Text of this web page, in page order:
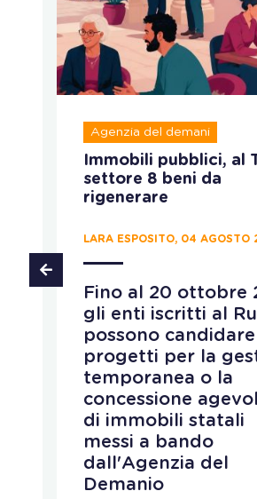
Agenzia del demani
Immobili pubblici, al
settore 8 beni da
rigenerare
LARA ESPOSITO, 04 AGOSTO
Fino al 20 ottobre
gli enti iscritti al
possono candidare
progetti per la
temporanea o la
concessione
di immobili statali
messi a bando
dall'Agenzia del
Demanio